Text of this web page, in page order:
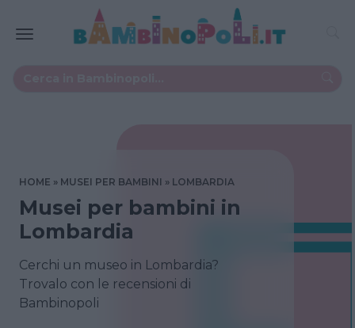
HOME MUSEI PER BAMBINI LOMBARDIA
Musei per bambini in
Lombardia
Cerchi un museo in Lombardia?
Trovalo con le recensioni di
Bambinopoli